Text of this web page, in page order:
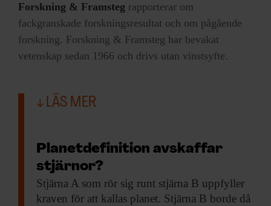
Forskning & Framsteg rapporterar om
fackgranskade forskningsresultat och om pågående
forskning. Forskning & Framsteg har bevakat
vetenskap sedan 1966 och drivs utan vinstsyfte.
LÄS MER
Planetdefinition avskaffar
stjärnor?
Stjärna A som rör sig runt stjärna B uppfyller
kraven för att kallas planet. Stjärna B borde då